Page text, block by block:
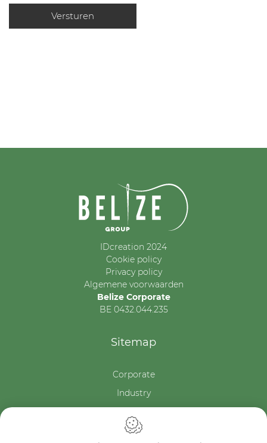
Versturen
IDcreation 2024
Cookie policy
Privacy policy
Algemene voorwaarden
Belize Corporate
BE 0432.044.235
Sitemap
Corporate
Industry
Schools